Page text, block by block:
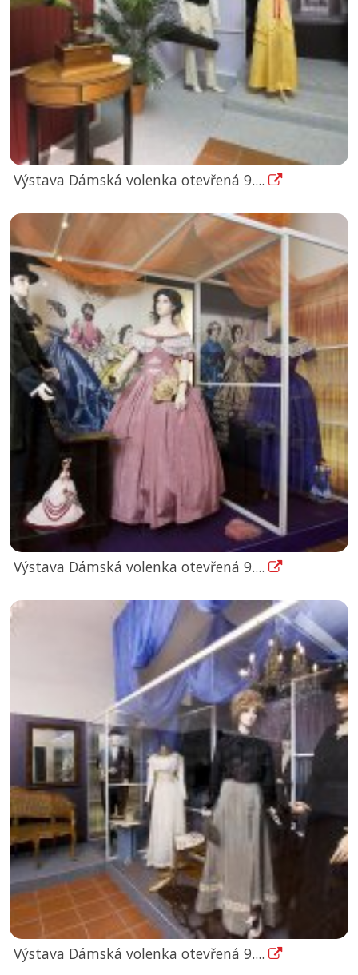
Výstava Dámská volenka otevřená 9....
Výstava Dámská volenka otevřená 9....
Výstava Dámská volenka otevřená 9....